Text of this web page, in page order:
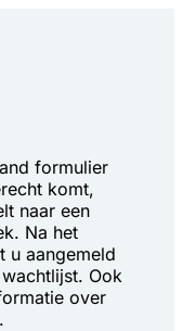
formulier
komt,
naar een
Na het
u aangemeld
Ook
over